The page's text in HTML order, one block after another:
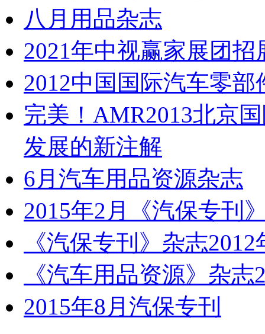
八月用品杂志
2021年中视赢家展团招
2012中国国际汽车零
完美！AMR2013北京
发展的新注解
6月汽车用品资源杂志
2015年2月《汽保专刊
《汽保专刊》杂志2012
《汽车用品资源》杂志
2015年8月汽保专刊